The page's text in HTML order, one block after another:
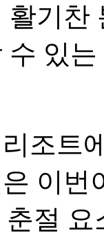
활기찬
수 있
조트
이
절